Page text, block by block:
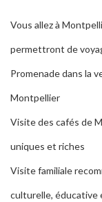
Vous allez à
permettront de
Promenade dans la
Montpellier
Visite des cafés de
uniques et riches
Visite familiale
culturelle,